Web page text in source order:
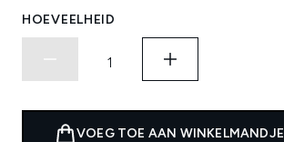
HOEVEELHEID
VOEG TOE AAN WINKELMANDJE